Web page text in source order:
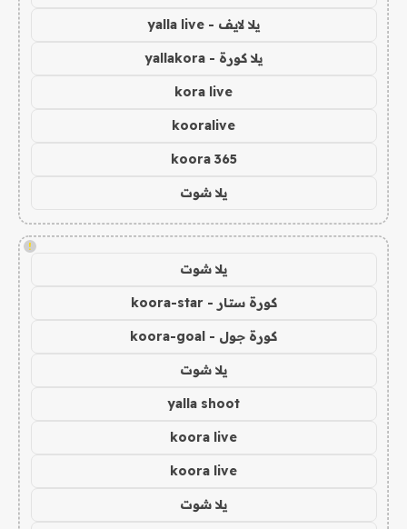
يلا لايف - yalla live
يلا كورة - yallakora
kora live
kooralive
koora 365
يلا شوت
!
يلا شوت
كورة ستار - koora-star
كورة جول - koora-goal
يلا شوت
yalla shoot
koora live
koora live
يلا شوت